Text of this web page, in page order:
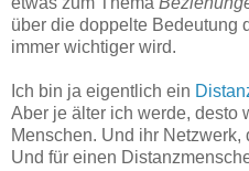
über die doppelte Bedeutung
immer wichtiger wird.
Ich bin ja eigentlich ein
Aber je älter ich werde, desto
Menschen. Und ihr Netzwerk,
Und für einen